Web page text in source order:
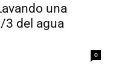
una
3 del agua
0